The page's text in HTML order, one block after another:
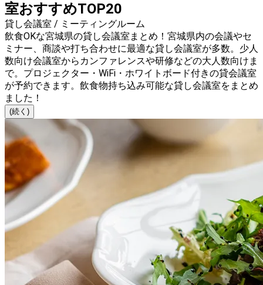
室おすすめTOP20
貸し会議室 / ミーティングルーム
飲食OKな宮城県の貸し会議室まとめ！宮城県内の会議やセ
ミナー、商談や打ち合わせに最適な貸し会議室が多数。少人
数向け会議室からカンファレンスや研修などの大人数向けま
で。プロジェクター・WiFi・ホワイトボード付きの貸会議室
が予約できます。飲食物持ち込み可能な貸し会議室をまとめ
ました！
(続く)